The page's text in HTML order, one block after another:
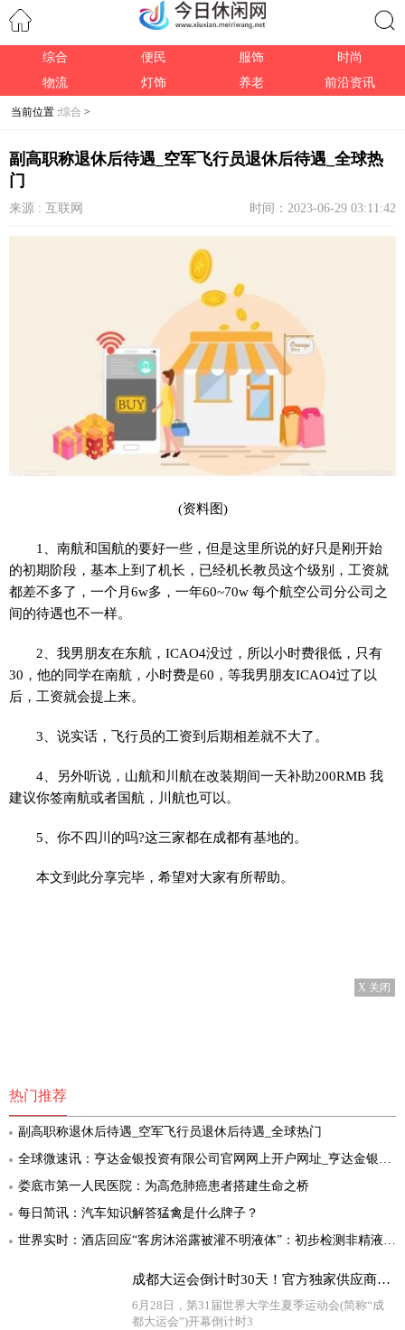
综合 便民 服饰
时尚
物流
灯饰 养老 前沿资讯
当前位置 :综合 >
副高职称退休后待遇_空军飞行员退休后待遇_全球热
门
来源 : 互联网 时间：2023-06-29 03:11:42
(资料图)
1、南航和国航的要好一些，但是这里所说的好只是刚开始
的初期阶段，基本上到了机长，已经机长教员这个级别，工资就
都差不多了，一个月6w多，一年60~70w 每个航空公司分公司之
间的待遇也不一样。
2、我男朋友在东航，ICAO4没过，所以小时费很低，只有
30，他的同学在南航，小时费是60，等我男朋友ICAO4过了以
后，工资就会提上来。
3、说实话，飞行员的工资到后期相差就不大了。
4、另外听说，山航和川航在改装期间一天补助200RMB 我
建议你签南航或者国航，川航也可以。
5、你不四川的吗?这三家都在成都有基地的。
本文到此分享完毕，希望对大家有所帮助。
X 关闭
热门推荐
副高职称退休后待遇_空军飞行员退休后待遇_全球热门
全球微速讯：亨达金银投资有限公司官网网上开户网址_亨达金银投资有限公司
娄底市第一人民医院：为高危肺癌患者搭建生命之桥
每日简讯：汽车知识解答猛禽是什么牌子？
世界实时：酒店回应“客房沐浴露被灌不明液体”：初步检测非精液，近期将出报告
成都大运会倒计时30天！官方独家供应商蓝月亮为国际赛事洁净护航
6月28日，第31届世界大学生夏季运动会(简称“成
都大运会”)开幕倒计时3